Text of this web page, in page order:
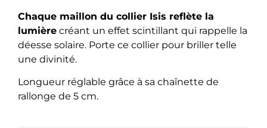
Chaque maillon du collier Isis reflète la
lumière créant un effet scintillant qui rappelle la
déesse solaire. Porte ce collier pour briller telle
une divinité.
Longueur réglable grâce à sa chaînette de
rallonge de 5 cm.